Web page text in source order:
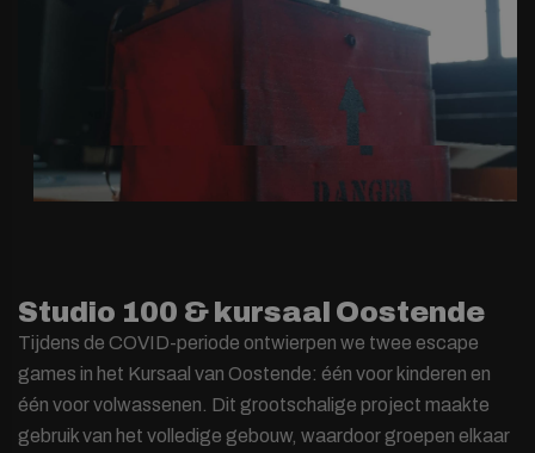
Studio 100 & kursaal Oostende
Tijdens de COVID-periode ontwierpen we twee escape
games in het Kursaal van Oostende: één voor kinderen en
één voor volwassenen. Dit grootschalige project maakte
gebruik van het volledige gebouw, waardoor groepen elkaar